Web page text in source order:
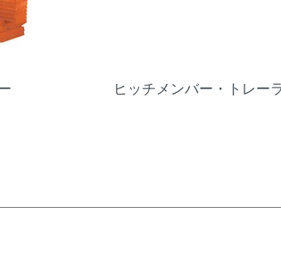
ヒッチメンバー・トレー